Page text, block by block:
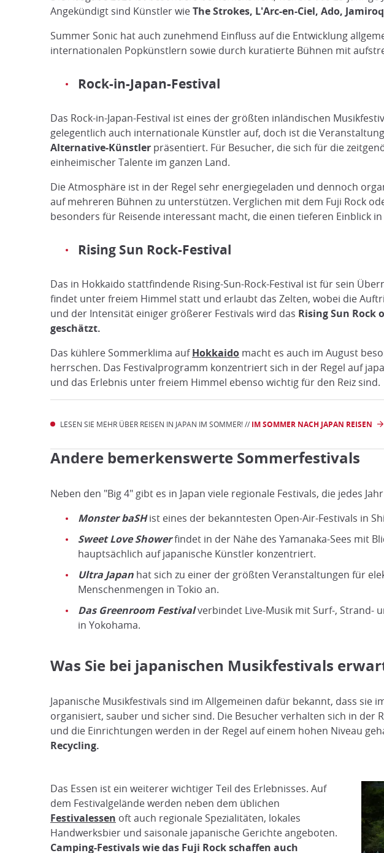
Angekündigt sind Künstler wieThe Strokes, L'Arc-en-Ciel, Ado,
Summer Sonic hat auch zunehmend Einfluss auf die Entwicklung
internationalen Popkünstlern sowie durch kuratierte Bühnen mit
Rock-in-Japan-Festival
Das Rock-in-Japan-Festival ist eines der größten inländischen
gelegentlich auch internationale Künstler auf, doch ist die
Alternative-Künstler präsentiert. Für Besucher, die sich für die
einheimischer Talente im ganzen Land.
Die Atmosphäre ist in der Regel sehr energiegeladen und dennoch
auf mehreren Bühnen zu unterstützen. Verglichen mit dem Fuji Rock
besonders für Reisende interessant macht, die einen tieferen Einblick
Rising Sun Rock-Festival
Das in Hokkaido stattfindende Rising-Sun-Rock-Festival ist für sein
findet unter freiem Himmel statt und erlaubt das Zelten, wobei die
und der Intensität einiger größerer Festivals wird das Rising Sun
geschätzt.
Das kühlere Sommerklima aufHokkaido macht es auch im August
herrschen. Das Festivalprogramm konzentriert sich in der Regel auf
und das Erlebnis unter freiem Himmel ebenso wichtig für den Reiz sind.
LESEN SIE MEHR ÜBER REISEN IN JAPAN IM SOMMER! // IM SOMMER NACH JAPAN REISEN
Andere bemerkenswerte Sommerfestivals
Neben den "Big 4" gibt es in Japan viele regionale Festivals, die jedes
Monster baSHist eines der bekanntesten Open-Air-Festivals in
Sweet Love Showerfindet in der Nähe des Yamanaka-Sees mit
hauptsächlich auf japanische Künstler konzentriert.
Ultra Japan hat sich zu einer der größten Veranstaltungen für
Menschenmengen in Tokio an.
Das Greenroom Festivalverbindet Live-Musik mit Surf-, Strand-
in Yokohama.
Was Sie bei japanischen Musikfestivals
Japanische Musikfestivals sind im Allgemeinen dafür bekannt, dass
organisiert, sauber und sicher sind. Die Besucher verhalten sich in
und die Einrichtungen werden in der Regel auf einem hohen Niveau
Recycling.
Das Essen ist ein weiterer wichtiger Teil des Erlebnisses. Auf
dem Festivalgelände werden neben dem üblichen
Festivalessen oft auch regionale Spezialitäten, lokales
Handwerksbier und saisonale japanische Gerichte angeboten.
Camping-Festivals wie das Fuji Rock schaffen auch